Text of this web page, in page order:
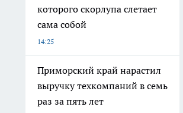
которого скорлупа слетает
сама собой
14:25
Приморский край нарастил
выручку техкомпаний в семь
раз за пять лет